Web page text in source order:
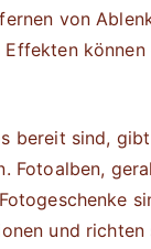
von
bereit sind,
Fotoalben,
und richten